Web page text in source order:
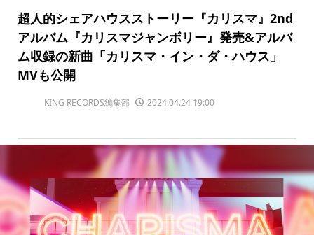
超人的シェアハウスストーリー『カリスマ』2nd
アルバム『カリスマジャンボリー』発売&アルバ
ム収録の新曲「カリスマ・イン・ダ・ハウス」
MVも公開
KING RECORDS編集部 2024.04.24 19:00